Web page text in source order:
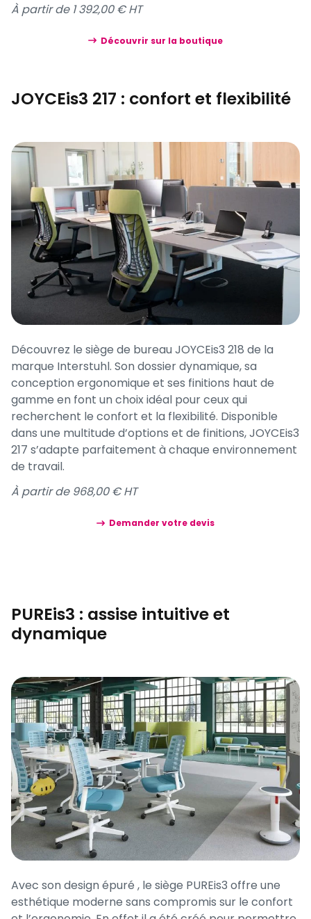
À partir de 1 392,00 € HT
Découvrir sur la boutique
JOYCEis3 217 : confort et flexibilité
Découvrez le siège de bureau JOYCEis3 218 de la
marque Interstuhl. Son dossier dynamique, sa
conception ergonomique et ses finitions haut de
gamme en font un choix idéal pour ceux qui
recherchent le confort et la flexibilité. Disponible
dans une multitude d’options et de finitions, JOYCEis3
217 s’adapte parfaitement à chaque environnement
de travail.
À partir de 968,00 € HT
Demander votre devis
PUREis3 : assise intuitive et
dynamique
Avec son design épuré , le siège PUREis3 offre une
esthétique moderne sans compromis sur le confort